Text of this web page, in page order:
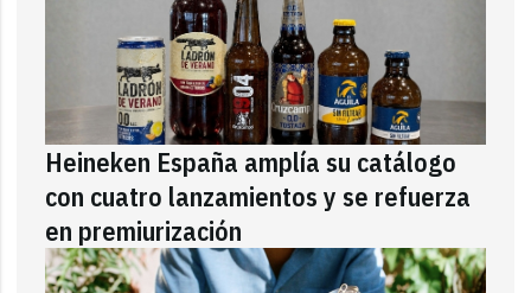
Heineken España amplía su catálogo
con cuatro lanzamientos y se refuerza
en premiurización